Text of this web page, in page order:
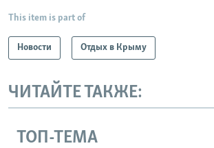
This item is part of
Новости Отдых в Крыму
ЧИТАЙТЕ ТАКЖЕ:
ТОП-ТЕМА